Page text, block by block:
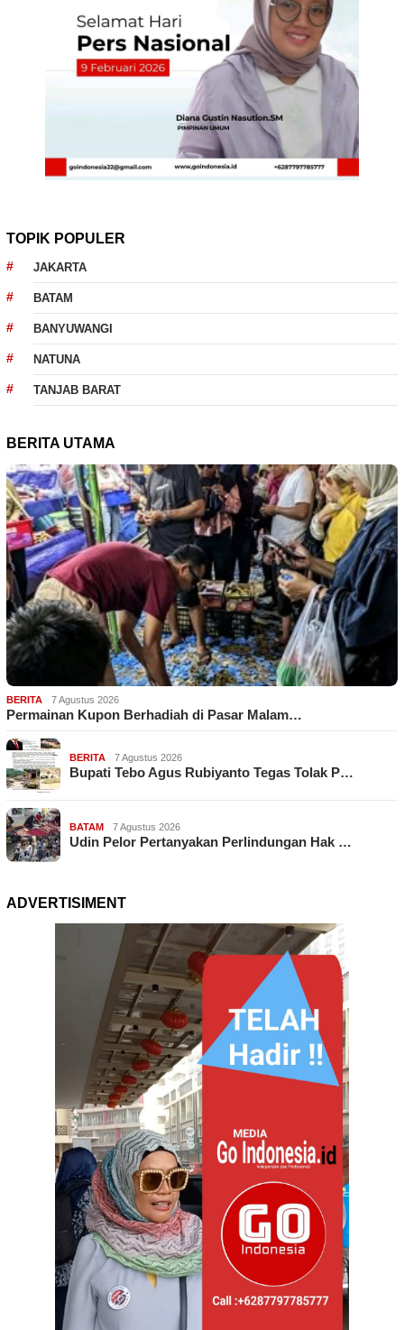
TOPIK POPULER
JAKARTA
BATAM
BANYUWANGI
NATUNA
TANJAB BARAT
BERITA UTAMA
BERITA 7 Agustus 2026
Permainan Kupon Berhadiah di Pasar Malam…
BERITA 7 Agustus 2026
Bupati Tebo Agus Rubiyanto Tegas Tolak P…
BATAM 7 Agustus 2026
Udin Pelor Pertanyakan Perlindungan Hak …
ADVERTISIMENT